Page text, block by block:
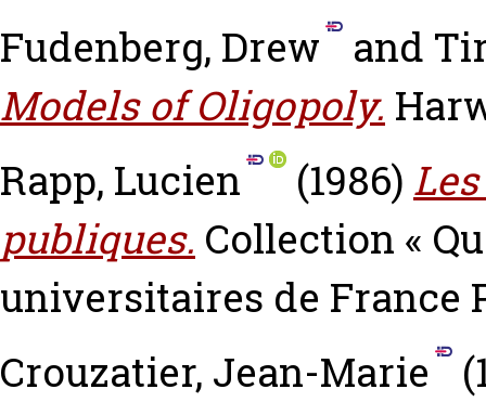
Fudenberg, Drew
and
Models of Oligopoly.
Rapp, Lucien
(1986)
publiques. Collection «
universitaires de France
Crouzatier, Jean-Marie